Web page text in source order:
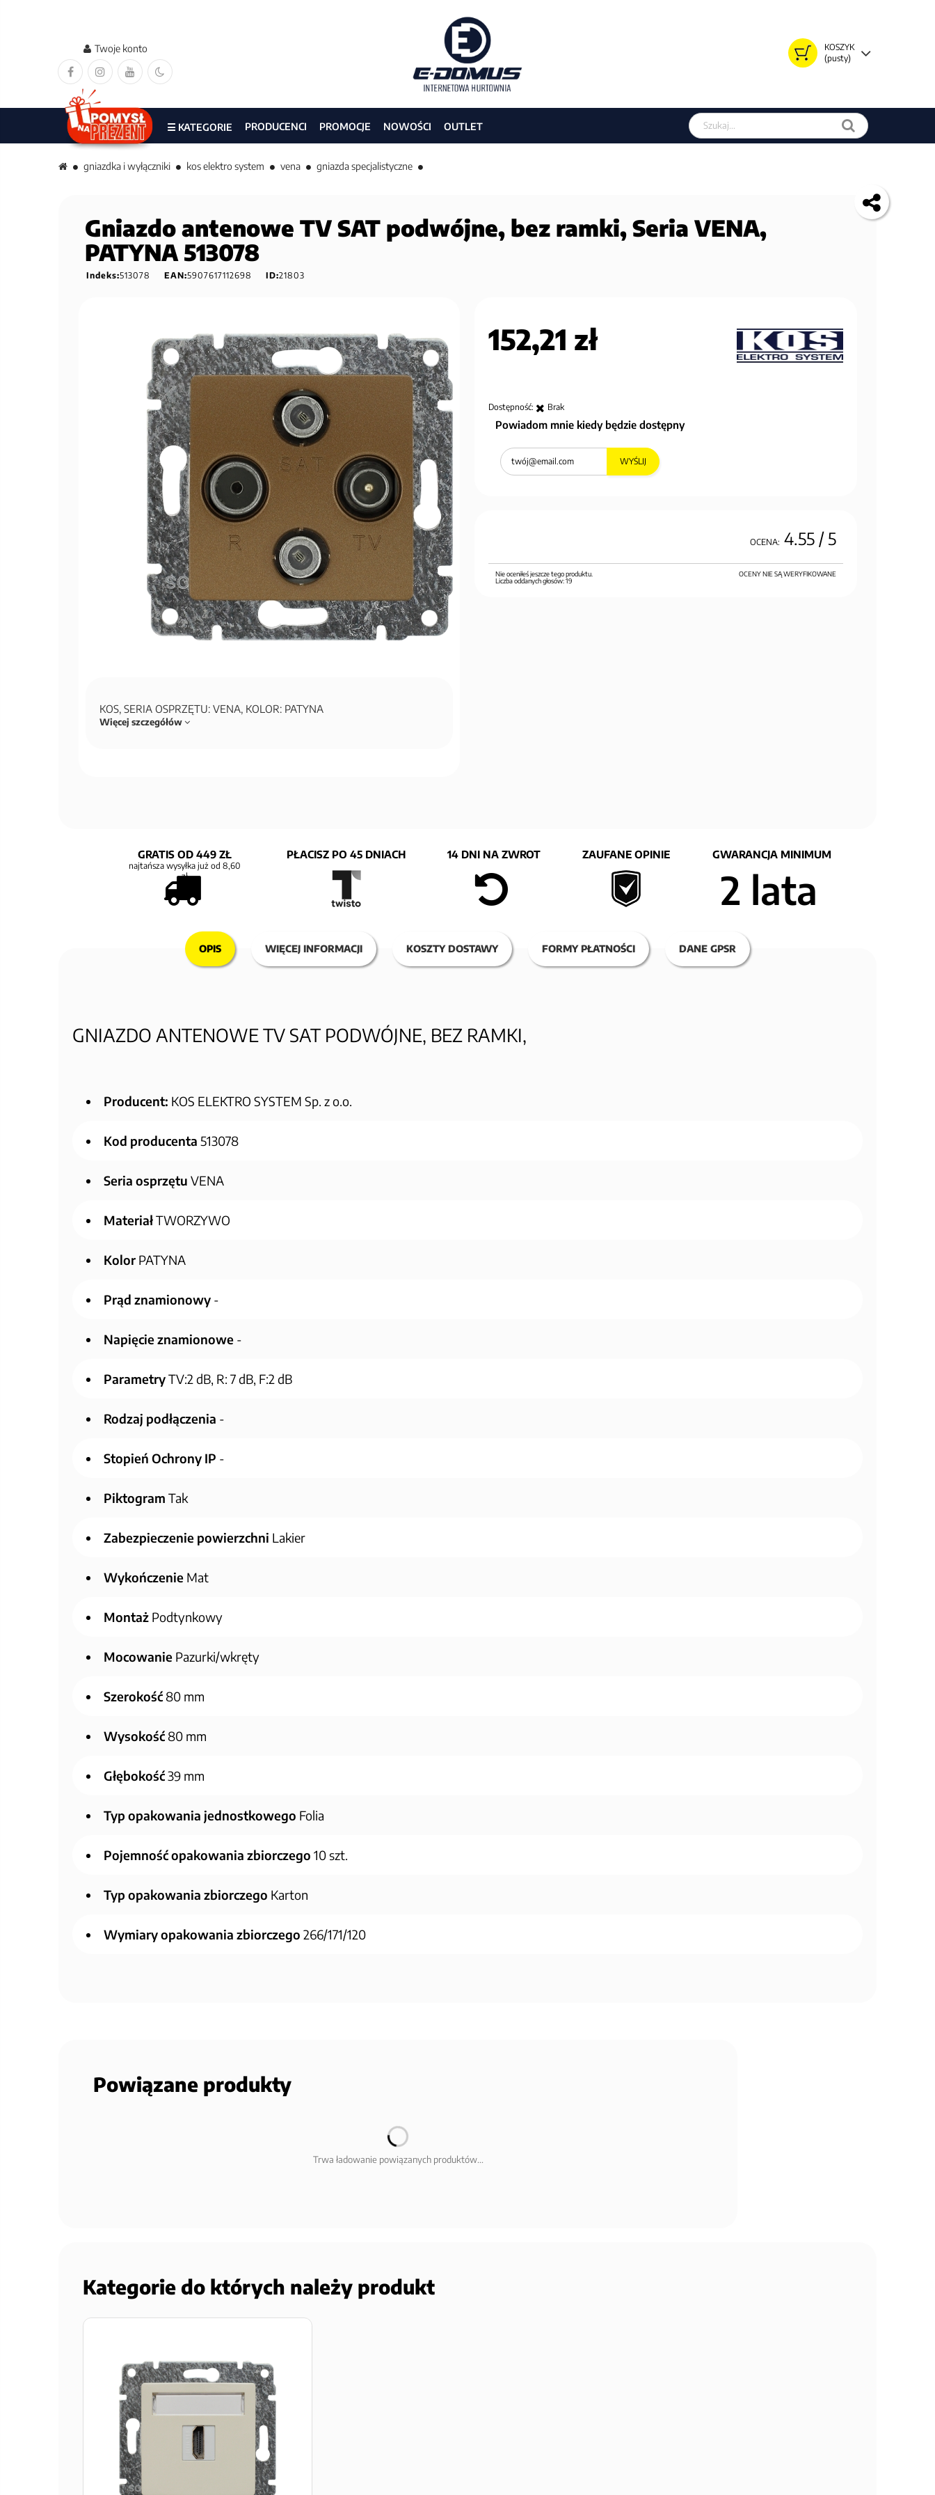
KOSZYK
(pusty)
Twoje konto
Szukaj w sklepie
☰ KATEGORIE PRODUCENCI PROMOCJE NOWOŚCI OUTLET
gniazdka i wyłączniki kos elektro system vena gniazda specjalistyczne
Gniazdo antenowe TV SAT podwójne, bez ramki, Seria VENA,
PATYNA 513078
Indeks:513078 EAN:5907617112698 ID:21803
KOS, SERIA OSPRZĘTU: VENA, KOLOR: PATYNA
Więcej szczegółów
152,21 zł
Dostępność: Brak
Powiadom mnie kiedy będzie dostępny
WYŚLIJ
OCENA: 4.55/ 5
OCENY NIE SĄ WERYFIKOWANE
Nie oceniłeś jeszcze tego produktu.
Liczba oddanych głosów:19
GRATIS OD 449 ZŁ
najtańsza wysyłka już od 8,60
zł
PŁACISZ PO 45 DNIACH 14 DNI NA ZWROT ZAUFANE OPINIE GWARANCJA MINIMUM
2 lata
OPIS WIĘCEJ INFORMACJI KOSZTY DOSTAWY FORMY PŁATNOŚCI DANE GPSR
GNIAZDO ANTENOWE TV SAT PODWÓJNE, BEZ RAMKI,
Producent: KOS ELEKTRO SYSTEM Sp. z o.o.
Kod producenta 513078
Seria osprzętu VENA
MateriałTWORZYWO
Kolor PATYNA
Prąd znamionowy -
Napięcie znamionowe -
ParametryTV:2 dB, R: 7 dB, F:2 dB
Rodzaj podłączenia -
Stopień Ochrony IP -
Piktogram Tak
Zabezpieczenie powierzchni Lakier
Wykończenie Mat
Montaż Podtynkowy
Mocowanie Pazurki/wkręty
Szerokość 80 mm
Wysokość 80 mm
Głębokość39 mm
Typ opakowania jednostkowego Folia
Pojemność opakowania zbiorczego 10 szt.
Typ opakowania zbiorczego Karton
Wymiary opakowania zbiorczego 266/171/120
Powiązane produkty
Trwa ładowanie powiązanych produktów...
Kategorie do których należy produkt